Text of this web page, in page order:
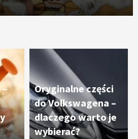
Oryginalne części
do Volkswagena –
dlaczego warto je
wybierać?
technologie precyzyjnej
inteligencja wyprze pracę
przyszłości?